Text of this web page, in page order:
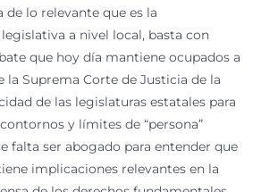
de lo relevante que es la
a nivel local, basta con
que hoy día mantiene ocupados a
la Suprema Corte de Justicia de la
de las legislaturas estatales para
y límites de “persona”
falta ser abogado para entender que
implicaciones relevantes en la